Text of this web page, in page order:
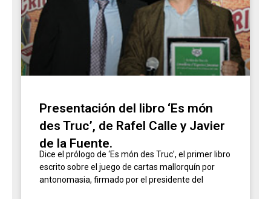
Presentación del libro ‘Es món
des Truc’, de Rafel Calle y Javier
de la Fuente.
Dice el prólogo de ‘Es món des Truc’, el primer libro
escrito sobre el juego de cartas mallorquín por
antonomasia, firmado por el presidente del